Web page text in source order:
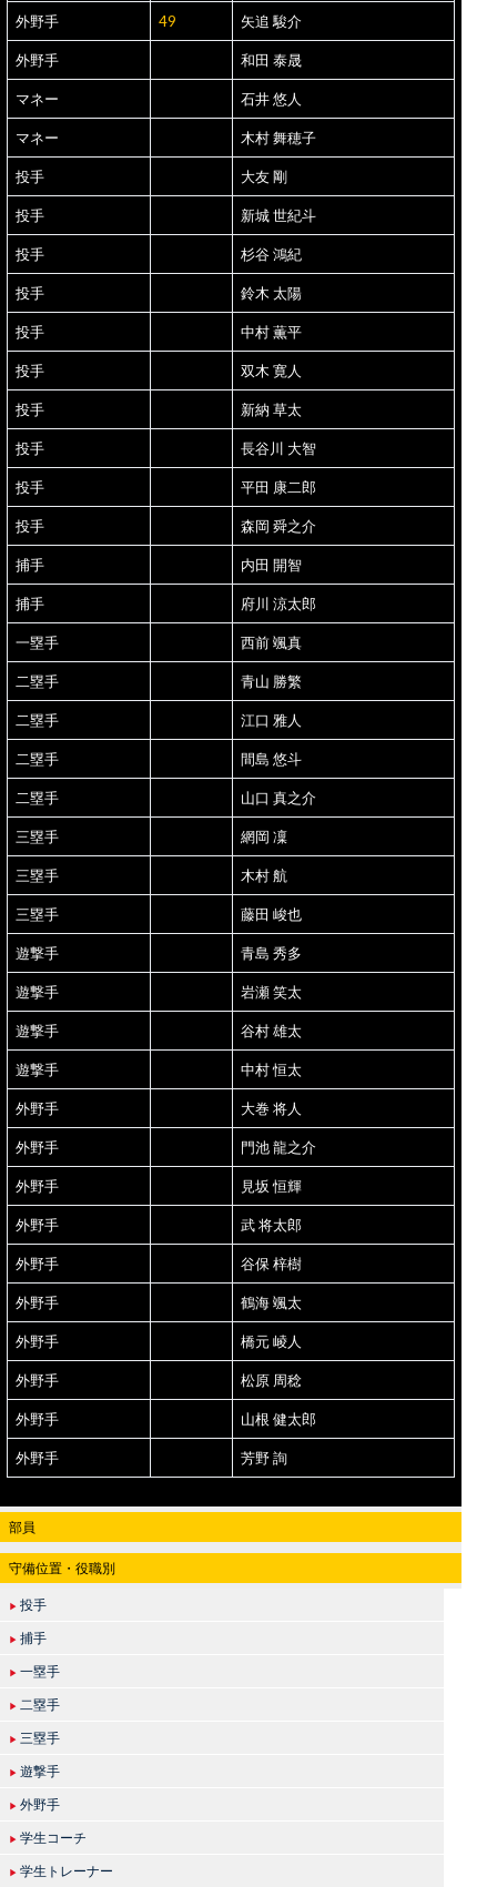
外野手 49 矢追 駿介
外野手 和田 泰晟
マネー 石井 悠人
マネー 木村 舞穂子
投手 大友 剛
投手 新城 世紀斗
投手 杉谷 鴻紀
投手 鈴木 太陽
投手 中村 薫平
投手 双木 寛人
投手 新納 草太
投手 長谷川 大智
投手 平田 康二郎
投手 森岡 舜之介
捕手 内田 開智
捕手 府川 涼太郎
一塁手 西前 颯真
二塁手 青山 勝繁
二塁手 江口 雅人
二塁手 間島 悠斗
二塁手 山口 真之介
三塁手 網岡 凜
三塁手 木村 航
三塁手 藤田 峻也
遊撃手 青島 秀多
遊撃手 岩瀬 笑太
遊撃手 谷村 雄太
遊撃手 中村 恒太
外野手 大巻 将人
外野手 門池 龍之介
外野手 見坂 恒輝
外野手 武 将太郎
外野手 谷保 梓樹
外野手 鶴海 颯太
外野手 橋元 崚人
外野手 松原 周稔
外野手 山根 健太郎
外野手 芳野 詢
部員
守備位置・役職別
▶ 投手
▶ 捕手
▶ 一塁手
▶ 二塁手
▶ 三塁手
▶ 遊撃手
▶ 外野手
▶ 学生コーチ
▶ 学生トレーナー